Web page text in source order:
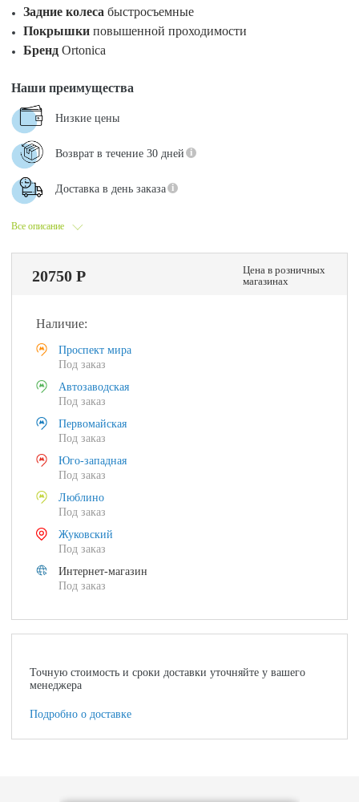
Задние колесабыстросъемные
Покрышкиповышенной проходимости
БрендOrtonica
Все описание
Наши преимущества
Низкие цены
Возврат в течение 30 дней
Доставка в день заказа
20750 Р
Цена в розничных
магазинах
Наличие:
Проспект мира
Под заказ
Автозаводская
Под заказ
Первомайская
Под заказ
Юго-западная
Под заказ
Люблино
Под заказ
Жуковский
Под заказ
Интернет-магазин
Под заказ
Точную стоимость и сроки доставки уточняйте у вашего
менеджера
Подробно о доставке